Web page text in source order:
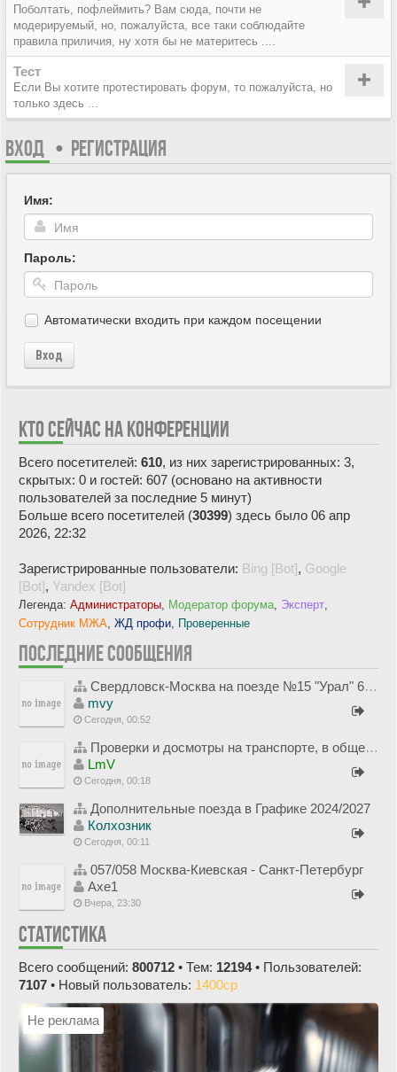
Поболтать, пофлеймить? Вам сюда, почти не
модерируемый, но, пожалуйста, все таки соблюдайте
правила приличия, ну хотя бы не материтесь ....
Тест
Если Вы хотите протестировать форум, то пожалуйста, но
только здесь ...
ВХОД • РЕГИСТРАЦИЯ
Имя:
Пароль:
Автоматически входить при каждом посещении
Вход
КТО СЕЙЧАС НА КОНФЕРЕНЦИИ
Всего посетителей: 610, из них зарегистрированных: 3,
скрытых: 0 и гостей: 607 (основано на активности
пользователей за последние 5 минут)
Больше всего посетителей (30399) здесь было 06 апр
2026, 22:32
Зарегистрированные пользователи: Bing [Bot], Google
[Bot], Yandex [Bot]
Легенда: Администраторы, Модератор форума, Эксперт,
Сотрудник МЖА, ЖД профи, Проверенные
ПОСЛЕДНИЕ СООБЩЕНИЯ
Свердловск-Москва на поезде №15 "Урал" 6-7 августа 1995 года
mvy
Сегодня, 00:52
Проверки и досмотры на транспорте, в общественных зданиях, на границе и рядом (обсуждения и проблемы)
LmV
Сегодня, 00:18
Дополнительные поезда в Графике 2024/2027
Колхозник
Сегодня, 00:11
057/058 Москва-Киевская - Санкт-Петербург
Axe1
Вчера, 23:30
СТАТИСТИКА
Всего сообщений: 800712 • Тем: 12194• Пользователей:
7107 • Новый пользователь: 1400cp
Не реклама